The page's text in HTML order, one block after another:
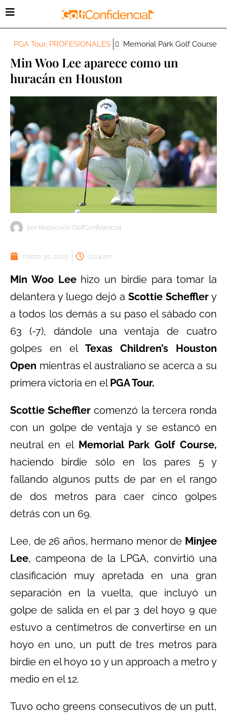
PGA Tour, PROFESIONALES Memorial Park Golf Course
Min Woo Lee aparece como un
huracán en Houston
por Redacción GolfConfidencial
marzo 30, 2025 11:24 am
Min Woo Leehizo un birdie para tomar la
delantera y luego dejó a Scottie Scheffler y
a todos los demás a su paso el sábado con
63 (-7), dándole una ventaja de cuatro
golpes en el Texas Children’s Houston
Open mientras el australiano se acerca a su
primera victoria en elPGA Tour.
Scottie Scheffler comenzó la tercera ronda
con un golpe de ventaja y se estancó en
neutral en el Memorial Park Golf Course,
haciendo birdie sólo en los pares 5 y
fallando algunos putts de par en el rango
de dos metros para caer cinco golpes
detrás con un 69.
Lee, de 26 años, hermano menor de Minjee
Lee, campeona de la LPGA, convirtió una
clasificación muy apretada en una gran
separación en la vuelta, que incluyó un
golpe de salida en el par 3 del hoyo 9 que
estuvo a centímetros de convertirse en un
hoyo en uno, un putt de tres metros para
birdie en el hoyo 10 y un approach a metro y
medio en el 12.
Tuvo ocho greens consecutivos de un putt,